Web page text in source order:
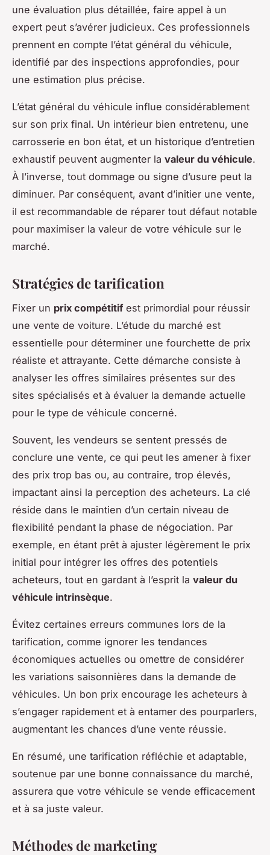
une évaluation plus détaillée, faire appel à un
expert peut s’avérer judicieux. Ces professionnels
prennent en compte l’état général du véhicule,
identifié par des inspections approfondies, pour
une estimation plus précise.
L’état général du véhicule influe considérablement
sur son prix final. Un intérieur bien entretenu, une
carrosserie en bon état, et un historique d’entretien
exhaustif peuvent augmenter la valeur du véhicule.
À l’inverse, tout dommage ou signe d’usure peut la
diminuer. Par conséquent, avant d’initier une vente,
il est recommandable de réparer tout défaut notable
pour maximiser la valeur de votre véhicule sur le
marché.
Stratégies de tarification
Fixer un prix compétitifest primordial pour réussir
une vente de voiture. L’étude du marché est
essentielle pour déterminer une fourchette de prix
réaliste et attrayante. Cette démarche consiste à
analyser les offres similaires présentes sur des
sites spécialisés et à évaluer la demande actuelle
pour le type de véhicule concerné.
Souvent, les vendeurs se sentent pressés de
conclure une vente, ce qui peut les amener à fixer
des prix trop bas ou, au contraire, trop élevés,
impactant ainsi la perception des acheteurs. La clé
réside dans le maintien d’un certain niveau de
flexibilité pendant la phase de négociation. Par
exemple, en étant prêt à ajuster légèrement le prix
initial pour intégrer les offres des potentiels
acheteurs, tout en gardant à l’esprit la valeur du
véhicule intrinsèque.
Évitez certaines erreurs communes lors de la
tarification, comme ignorer les tendances
économiques actuelles ou omettre de considérer
les variations saisonnières dans la demande de
véhicules. Un bon prix encourage les acheteurs à
s’engager rapidement et à entamer des pourparlers,
augmentant les chances d’une vente réussie.
En résumé, une tarification réfléchie et adaptable,
soutenue par une bonne connaissance du marché,
assurera que votre véhicule se vende efficacement
et à sa juste valeur.
Méthodes de marketing